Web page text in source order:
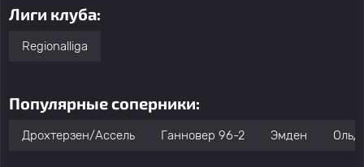
Лиги клуба:
Regionalliga
Популярные соперники:
Дрохтерзен/Ассель Ганновер 96-2 Эмден